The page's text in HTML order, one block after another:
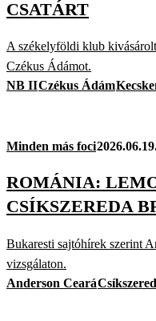
CSATÁRT
A székelyföldi klub
Czékus Ádámot.
NB IICzékus Ádám
Minden más foci
ROMÁNIA:
CSÍKSZEREDA
Bukaresti sajtóhírek szerint
vizsgálaton.
Anderson Ceará